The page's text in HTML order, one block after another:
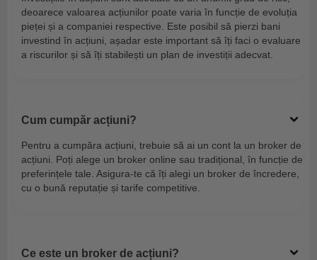
deoarece valoarea acțiunilor poate varia în funcție de evoluția
pieței și a companiei respective. Este posibil să pierzi bani
investind în acțiuni, așadar este important să îți faci o evaluare
a riscurilor și să îți stabilești un plan de investiții adecvat.
Cum cumpăr acțiuni?
Pentru a cumpăra acțiuni, trebuie să ai un cont la un broker de
acțiuni. Poți alege un broker online sau tradițional, în funcție de
preferințele tale. Asigura-te că îți alegi un broker de încredere,
cu o bună reputație și tarife competitive.
Ce este un broker de acțiuni?